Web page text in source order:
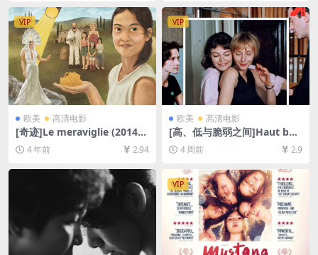
英字幕]
VIP
欧美 高清电影
[奇迹]Le meraviglie (2014)
[百度网盘+迅雷云盘资源1080
P超清未删减][MP4/6GB][中
文字幕]
4 年前 2.94
VIP
欧美 高清电影
[高、低与脆弱之间]Haut bas
fragile (1995)[百度网盘+夸克
网盘1080P超清未删减资源]
[网盘在线播放/下载][MP4/11
GB][中英字幕]
4 周前 2.9
VIP